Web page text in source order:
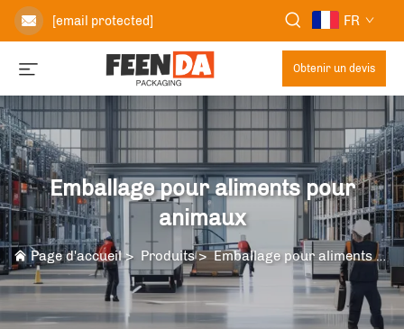
[email protected] FR
Obtenir un devis
Emballage pour aliments pour
animaux
Page d'accueil> Produits>Emballage pour aliments pour animaux